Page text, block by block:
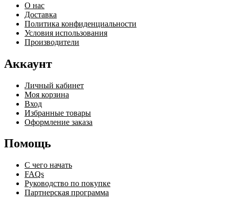
О нас
Доставка
Политика конфиденциальности
Условия использования
Производители
Аккаунт
Личный кабинет
Моя корзина
Вход
Избранные товары
Оформление заказа
Помощь
С чего начать
FAQs
Руководство по покупке
Партнерская программа